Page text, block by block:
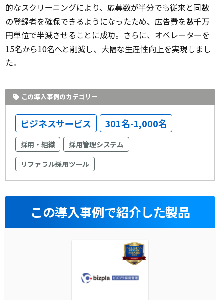
的なスクリーニングにより、応募数が半分でも従来と同数
の登録者を確保できるようになったため、広告費を数千万
円単位で半減させることに成功。さらに、オペレーターを
15名から10名へと削減し、大幅な生産性向上を実現しまし
た。
この導入事例のカテゴリー
ビジネスサービス 301名-1,000名
採用・組織
採用管理システム
リファラル採用ツール
この導入事例で紹介した製品